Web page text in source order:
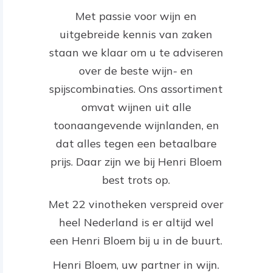
Met passie voor wijn en
uitgebreide kennis van zaken
staan we klaar om u te adviseren
over de beste wijn- en
spijscombinaties. Ons assortiment
omvat wijnen uit alle
toonaangevende wijnlanden, en
dat alles tegen een betaalbare
prijs. Daar zijn we bij Henri Bloem
best trots op.
Met 22 vinotheken verspreid over
heel Nederland is er altijd wel
een Henri Bloem bij u in de buurt.
Henri Bloem, uw partner in wijn.